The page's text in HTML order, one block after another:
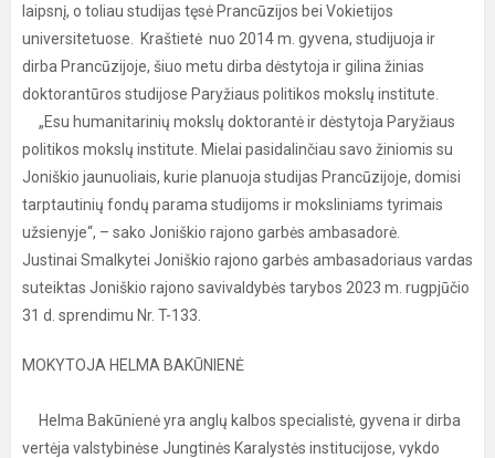
laipsnį, o toliau studijas tęsė Prancūzijos bei Vokietijos
universitetuose. Kraštietė nuo 2014 m. gyvena, studijuoja ir
dirba Prancūzijoje, šiuo metu dirba dėstytoja ir gilina žinias
doktorantūros studijose Paryžiaus politikos mokslų institute.
„Esu humanitarinių mokslų doktorantė ir dėstytoja Paryžiaus
politikos mokslų institute. Mielai pasidalinčiau savo žiniomis su
Joniškio jaunuoliais, kurie planuoja studijas Prancūzijoje, domisi
tarptautinių fondų parama studijoms ir moksliniams tyrimais
užsienyje“, – sako Joniškio rajono garbės ambasadorė.
Justinai Smalkytei Joniškio rajono garbės ambasadoriaus vardas
suteiktas Joniškio rajono savivaldybės tarybos 2023 m. rugpjūčio
31 d. sprendimu Nr. T-133.
MOKYTOJA HELMA BAKŪNIENĖ
Helma Bakūnienė yra anglų kalbos specialistė, gyvena ir dirba
vertėja valstybinėse Jungtinės Karalystės institucijose, vykdo